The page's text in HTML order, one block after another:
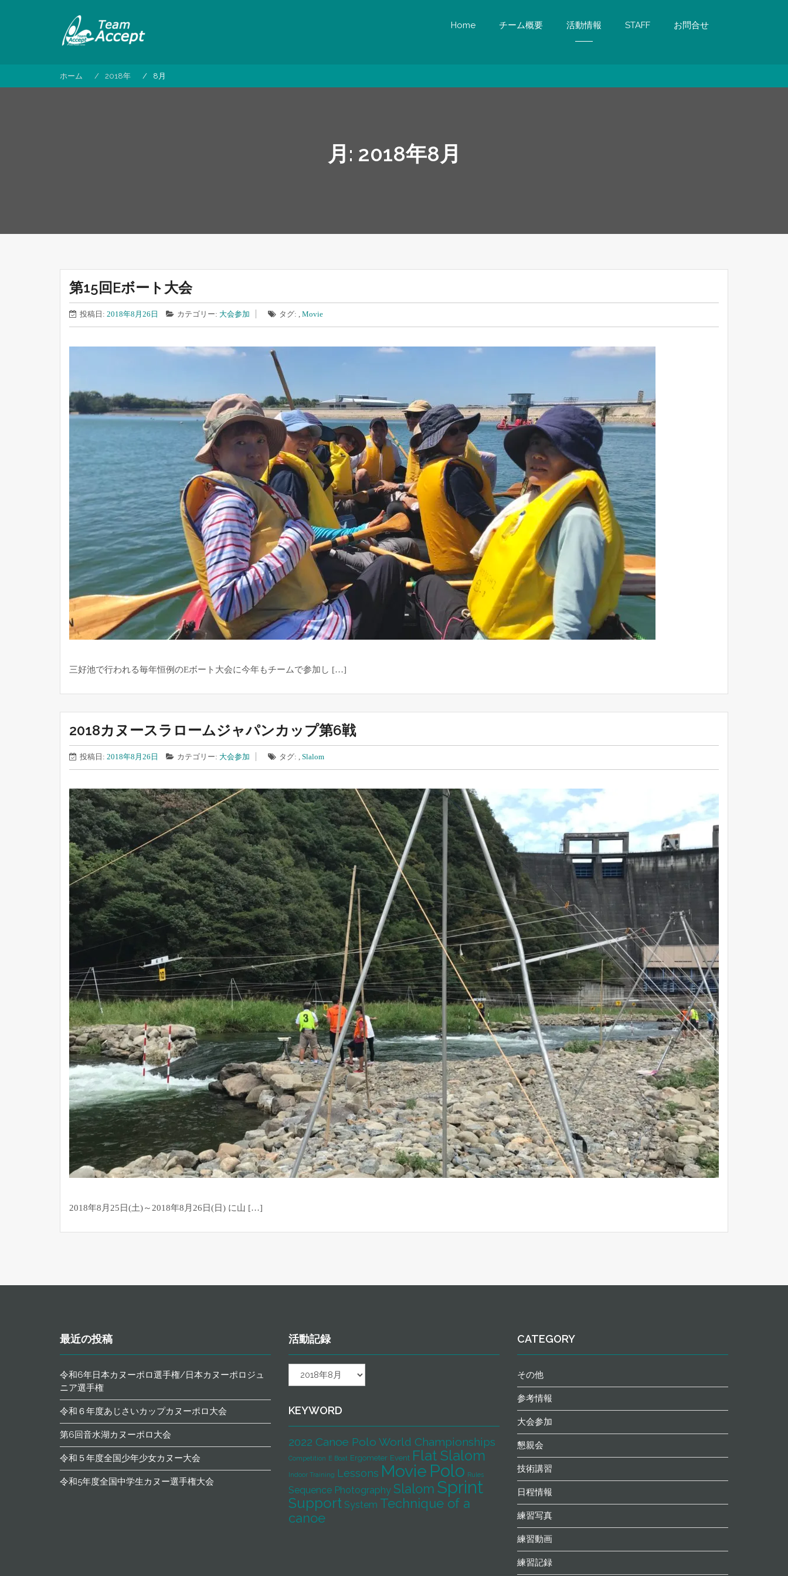
Home チーム概要 活動情報 STAFF お問合せ
ホーム 2018年 8月
月: 2018年8月
第15回Eボート大会
投稿日: 2018年8月26日 カテゴリー: 大会参加 タグ: , Movie
三好池で行われる毎年恒例のEボート大会に今年もチームで参加し […]
2018カヌースラロームジャパンカップ第6戦
投稿日: 2018年8月26日 カテゴリー: 大会参加 タグ: , Slalom
2018年8月25日(土)～2018年8月26日(日) に山 […]
最近の投稿
令和6年日本カヌーポロ選手権/日本カヌーポロジュ
ニア選手権
令和６年度あじさいカップカヌーポロ大会
第6回音水湖カヌーポロ大会
令和５年度全国少年少女カヌー大会
令和5年度全国中学生カヌー選手権大会
活動記録
録
KEYWORD
2022 Canoe Polo World Championships
Competition E Boat Ergometer Event Flat Slalom
Indoor Training Lessons Movie Polo Rules
Sequence Photography Slalom Sprint
Support System Technique of a
canoe
CATEGORY
その他
参考情報
大会参加
懇親会
技術講習
日程情報
練習写真
練習動画
練習記録